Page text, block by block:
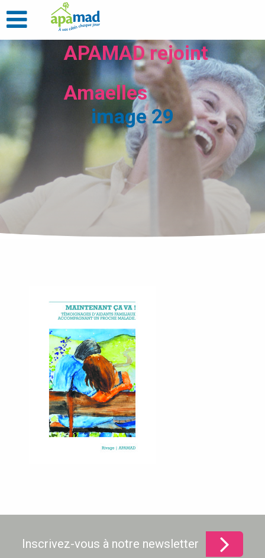
APAMAD rejoint
Amaelles
image 29
Inscrivez-vous à notre newsletter